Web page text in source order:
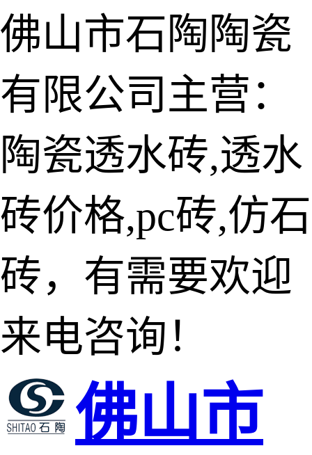
佛山市石陶陶瓷
有限公司主营：
陶瓷透水砖,透水
砖价格,pc砖,仿石
砖，有需要欢迎
来电咨询！
佛山市
陶瓷透水砖
生态仿石砖
仿石透水砖
承重仿石砖
细面透水砖